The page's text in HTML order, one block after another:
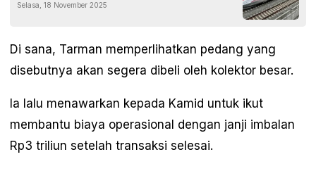
Jual-Beli Tanah Negara
Selasa, 18 November 2025
Di sana, Tarman memperlihatkan pedang yang
disebutnya akan segera dibeli oleh kolektor besar.
Ia lalu menawarkan kepada Kamid untuk ikut
membantu biaya operasional dengan janji imbalan
Rp3 triliun setelah transaksi selesai.